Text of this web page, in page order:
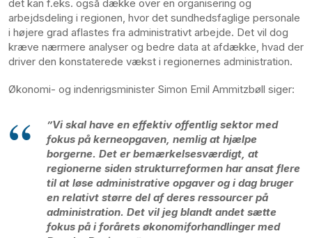
det kan f.eks. også dække over en organisering og
arbejdsdeling i regionen, hvor det sundhedsfaglige personale
i højere grad aflastes fra administrativt arbejde. Det vil dog
kræve nærmere analyser og bedre data at afdække, hvad der
driver den konstaterede vækst i regionernes administration.
Økonomi- og indenrigsminister Simon Emil Ammitzbøll siger:
”Vi skal have en effektiv offentlig sektor med
fokus på kerneopgaven, nemlig at hjælpe
borgerne. Det er bemærkelsesværdigt, at
regionerne siden strukturreformen har ansat flere
til at løse administrative opgaver og i dag bruger
en relativt større del af deres ressourcer på
administration. Det vil jeg blandt andet sætte
fokus på i forårets økonomiforhandlinger med